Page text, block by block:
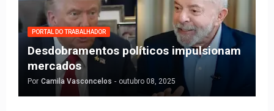
PORTAL DO TRABALHADOR
Desdobramentos políticos impulsionam
mercados
Por Camila Vasconcelos - outubro 08, 2025